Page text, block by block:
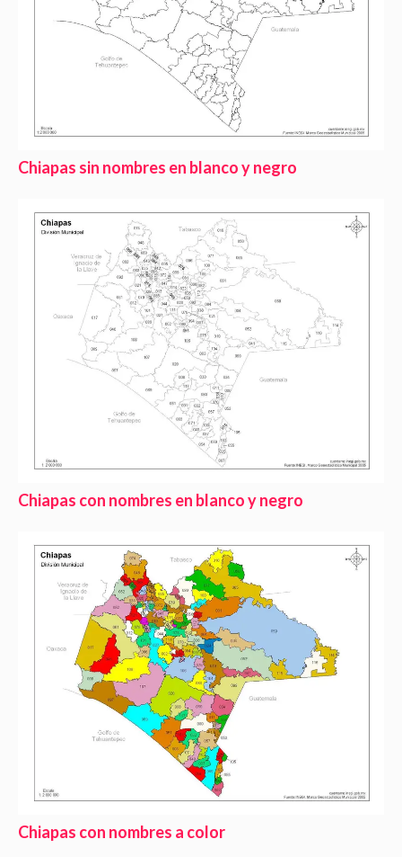
Chiapas sin nombres en blanco y negro
Chiapas con nombres en blanco y negro
Chiapas con nombres a color